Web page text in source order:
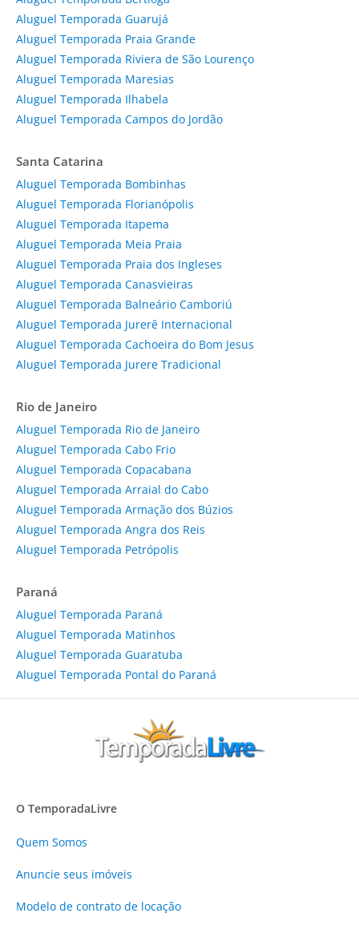
Aluguel Temporada Guarujá
Aluguel Temporada Praia Grande
Aluguel Temporada Riviera de São Lourenço
Aluguel Temporada Maresias
Aluguel Temporada Ilhabela
Aluguel Temporada Campos do Jordão
Santa Catarina
Aluguel Temporada Bombinhas
Aluguel Temporada Florianópolis
Aluguel Temporada Itapema
Aluguel Temporada Meia Praia
Aluguel Temporada Praia dos Ingleses
Aluguel Temporada Canasvieiras
Aluguel Temporada Balneário Camboriú
Aluguel Temporada Jurerê Internacional
Aluguel Temporada Cachoeira do Bom Jesus
Aluguel Temporada Jurere Tradicional
Rio de Janeiro
Aluguel Temporada Rio de Janeiro
Aluguel Temporada Cabo Frio
Aluguel Temporada Copacabana
Aluguel Temporada Arraial do Cabo
Aluguel Temporada Armação dos Búzios
Aluguel Temporada Angra dos Reis
Aluguel Temporada Petrópolis
Paraná
Aluguel Temporada Paraná
Aluguel Temporada Matinhos
Aluguel Temporada Guaratuba
Aluguel Temporada Pontal do Paraná
O TemporadaLivre
Quem Somos
Anuncie seus imóveis
Modelo de contrato de locação